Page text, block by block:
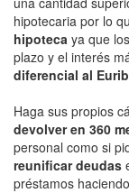
hipotecaria por lo
hipoteca ya que
plazo y el interés
diferencial al
Haga sus propios
devolver en 360
personal como si
reunificar deudas
préstamos